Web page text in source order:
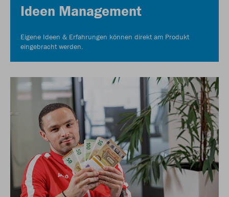
Ideen Management
Eigene Ideen & Erfahrungen können direkt am Produkt
eingebracht werden.